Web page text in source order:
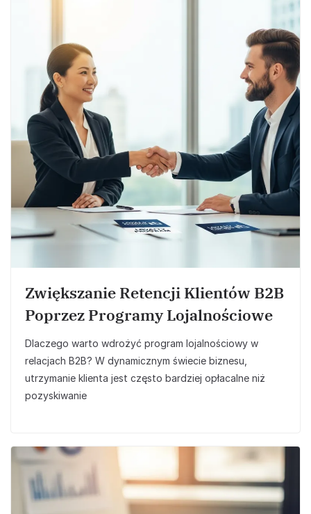
Zwiększanie Retencji Klientów B2B
Poprzez Programy Lojalnościowe
Dlaczego warto wdrożyć program lojalnościowy w
relacjach B2B? W dynamicznym świecie biznesu,
utrzymanie klienta jest często bardziej opłacalne niż
pozyskiwanie